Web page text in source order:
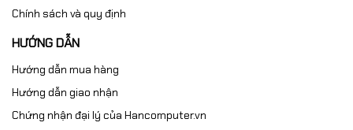
Chính sách và quy định
HƯỚNG DẪN
Hướng dẫn mua hàng
Hướng dẫn giao nhận
Chứng nhận đại lý của Hancomputer.vn